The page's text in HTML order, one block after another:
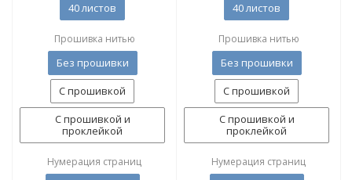
40 листов
Прошивка нитью
Без прошивки
С прошивкой
С прошивкой и
проклейкой
Нумерация страниц
40 листов
Прошивка нитью
Без прошивки
С прошивкой
С прошивкой и
проклейкой
Нумерация страниц